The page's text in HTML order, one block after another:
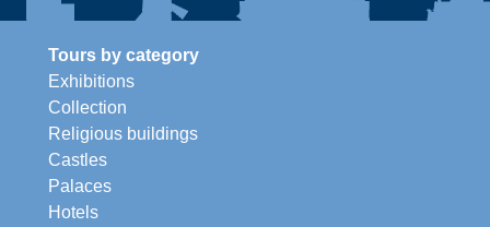
Tours by category
Exhibitions
Collection
Religious buildings
Castles
Palaces
Hotels